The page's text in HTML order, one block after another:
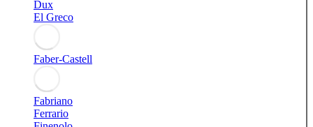
Dux
El Greco
Faber-Castell
Fabriano
Ferrario